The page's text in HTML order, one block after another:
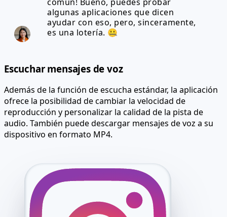
algunas aplicaciones que dicen
ayudar con eso, pero, sinceramente,
es una lotería. 🤐
Escuchar mensajes de voz
Además de la función de escucha estándar, la aplicación
ofrece la posibilidad de cambiar la velocidad de
reproducción y personalizar la calidad de la pista de
audio. También puede descargar mensajes de voz a su
dispositivo en formato MP4.